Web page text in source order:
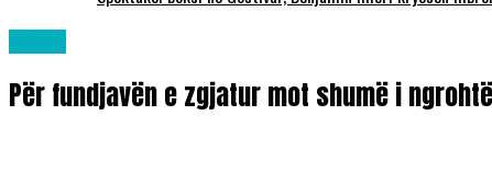
Për fundjavën e zgjatur mot shumë i